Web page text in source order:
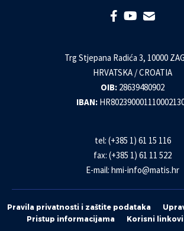
Trg Stjepana Radića 3, 10000
HRVATSKA / CROATIA
OIB: 28639480902
IBAN:
tel: (+385 1) 61 15 116
fax: (+385 1) 61 11 522
E-mail: hmi-info@matis.hr
Pravila privatnosti i zaštite podataka
Pristup informacijama
Korisni linkovi